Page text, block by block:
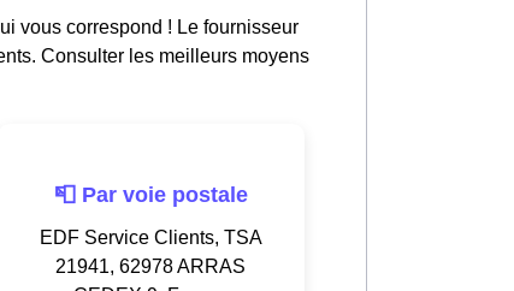
vous correspond ! Le fournisseur
Consulter les meilleurs moyens
📮 Par voie postale
EDF Service Clients, TSA
21941, 62978 ARRAS